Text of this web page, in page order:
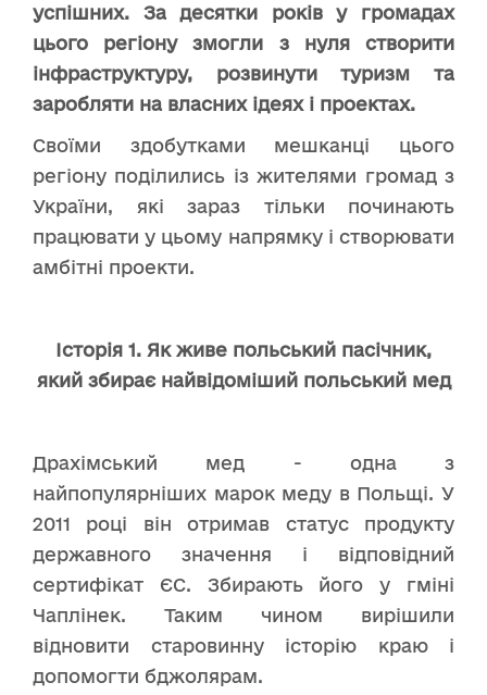
успішних. За десятки років у громадах
цього регіону змогли з нуля створити
інфраструктуру, розвинути туризм та
заробляти на власних ідеях і проектах.
Своїми здобутками мешканці цього
регіону поділились із жителями громад з
України, які зараз тільки починають
працювати у цьому напрямку і створювати
амбітні проекти.
Історія 1. Як живе польський пасічник,
який збирає найвідоміший польський мед
Драхімський мед - одна з
найпопулярніших марок меду в Польщі. У
2011 році він отримав статус продукту
державного значення і відповідний
сертифікат ЄС. Збирають його у гміні
Чаплінек. Таким чином вирішили
відновити старовинну історію краю і
допомогти бджолярам.